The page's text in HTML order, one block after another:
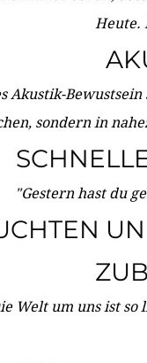
Heute.
Akustik-
sondern in
"Gestern hast du
Welt um uns ist